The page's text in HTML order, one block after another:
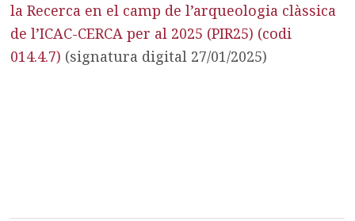
la Recerca en el camp de l’arqueologia clàssica
de l’ICAC-CERCA per al 2025 (PIR25) (codi
014.4.7) (signatura digital 27/01/2025)